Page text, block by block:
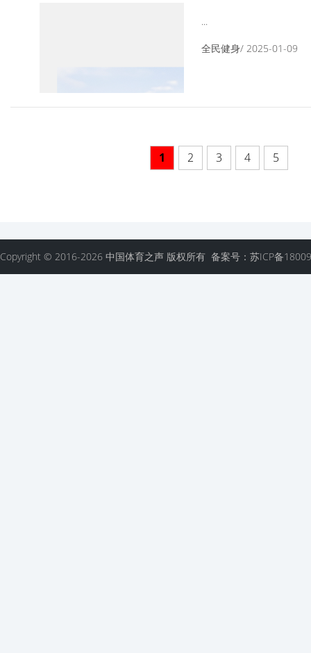
跑鞋舒适圈
...
全民健身/ 2025-01-09
1 2 3 4 5
Copyright © 2016-2026 中国体育之声 版权所有 备案号：苏ICP备